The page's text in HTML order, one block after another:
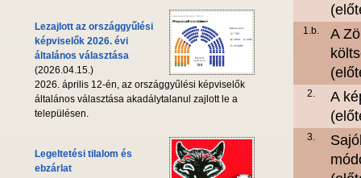
Lezajlott az országgyűlési
képviselők 2026. évi
általános választása
(2026.04.15.)
2026. április 12-én, az országgyűlési képviselők
általános választása akadálytalanul zajlott le a
településen.
Legeltetési tilalom és
ebzárlat
1.b.
A
2.
A
3.